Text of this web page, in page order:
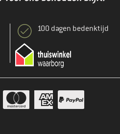
100 dagen bedenktijd